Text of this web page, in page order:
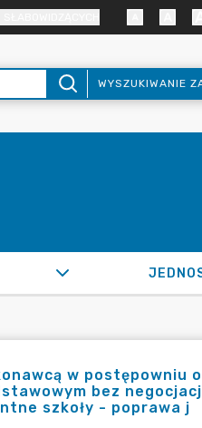
WYSZUKIWANIE
w postępowniu o
bez
szkoły - poprawa j